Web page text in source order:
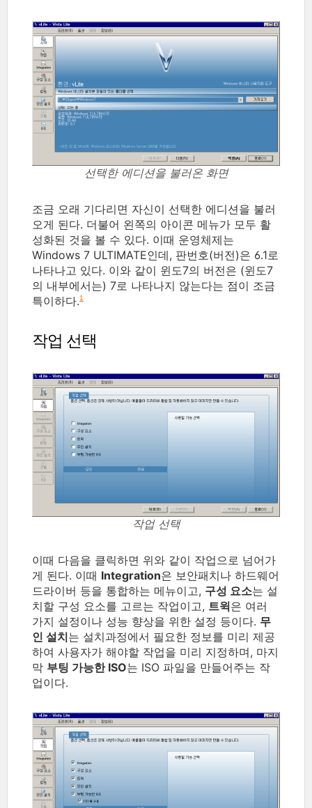
선택한 에디션을 불러온 화면
조금 오래 기다리면 자신이 선택한 에디션을 불러
오게 된다. 더불어 왼쪽의 아이콘 메뉴가 모두 활
성화된 것을 볼 수 있다. 이때 운영체제는
Windows 7 ULTIMATE인데, 판번호(버전)은 6.1로
나타나고 있다. 이와 같이 윈도7의 버전은 (윈도7
의 내부에서는) 7로 나타나지 않는다는 점이 조금
특이하다.1
작업 선택
작업 선택
이때 다음을 클릭하면 위와 같이 작업으로 넘어가
게 된다. 이때 Integration은 보안패치나 하드웨어
드라이버 등을 통합하는 메뉴이고, 구성 요소는 설
치할 구성 요소를 고르는 작업이고, 트윅은 여러
가지 설정이나 성능 향상을 위한 설정 등이다. 무
인 설치는 설치과정에서 필요한 정보를 미리 제공
하여 사용자가 해야할 작업을 미리 지정하며, 마지
막 부팅 가능한 ISO는 ISO 파일을 만들어주는 작
업이다.